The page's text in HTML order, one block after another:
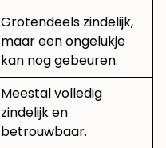
Grotendeels zindelijk,
maar een ongelukje
kan nog gebeuren.
Meestal volledig
zindelijk en
betrouwbaar.